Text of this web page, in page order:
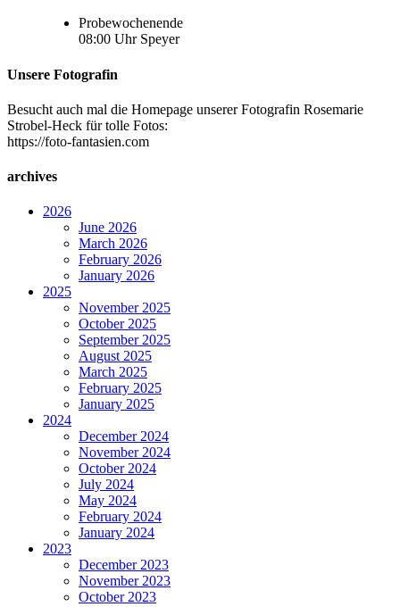
Probewochenende
08:00 Uhr Speyer
Unsere Fotografin
Besucht auch mal die Homepage unserer Fotografin Rosemarie
Strobel-Heck für tolle Fotos:
https://foto-fantasien.com
archives
2026
June 2026
March 2026
February 2026
January 2026
2025
November 2025
October 2025
September 2025
August 2025
March 2025
February 2025
January 2025
2024
December 2024
November 2024
October 2024
July 2024
May 2024
February 2024
January 2024
2023
December 2023
November 2023
October 2023